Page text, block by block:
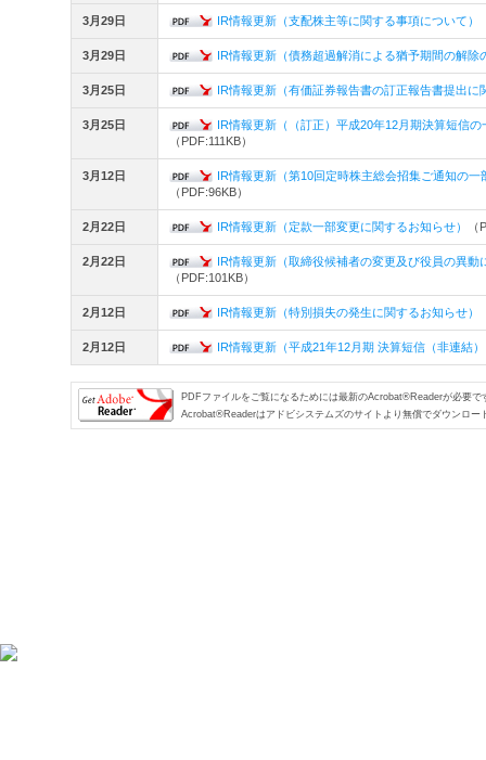
3月29日 IR情報更新（支配株主等に関する事項について）
3月29日 IR情報更新（債務超過解消による猶予期間の解除
3月25日 IR情報更新（有価証券報告書の訂正報告書提出に
3月25日
IR情報更新（（訂正）平成20年12月期決算短信
（PDF:111KB）
3月12日
IR情報更新（第10回定時株主総会招集ご通知の
（PDF:96KB）
2月22日 IR情報更新（定款一部変更に関するお知らせ）
2月22日
IR情報更新（取締役候補者の変更及び役員の異動
（PDF:101KB）
2月12日 IR情報更新（特別損失の発生に関するお知らせ）
2月12日 IR情報更新（平成21年12月期 決算短信（非連結
PDFファイルをご覧になるためには最新のAcrobat®Readerが必要で
Acrobat®Readerはアドビシステムズのサイトより無償でダウンロー